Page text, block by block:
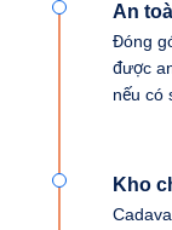
Đóng
được
nếu có
An
Kho